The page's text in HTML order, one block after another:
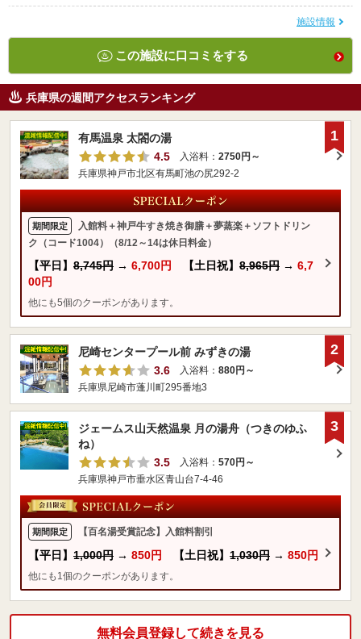
施設情報
この施設に口コミをする
兵庫県の週間アクセスランキング
有馬温泉 太閤の湯
4.5
入浴料： 2750円～
兵庫県神戸市北区有馬町池の尻292-2
期間限定
入館料＋神戸牛すき焼き御膳＋夢蒸楽＋ソフトドリン
ク（コード1004）（8/12～14は休日料金）
【平日】 8,745円 → 6,700円 【土日祝】 8,965円 → 6,7
00円
他にも5個のクーポンがあります。
1
尼崎センタープール前 みずきの湯
3.6
入浴料： 880円～
兵庫県尼崎市蓬川町295番地3
2
ジェームス山天然温泉 月の湯舟（つきのゆふ
ね）
3.5
入浴料： 570円～
兵庫県神戸市垂水区青山台7-4-46
期間限定 【百名湯受賞記念】入館料割引
【平日】 1,000円 → 850円 【土日祝】 1,030円 → 850円
他にも1個のクーポンがあります。
3
無料会員登録して続きを見る